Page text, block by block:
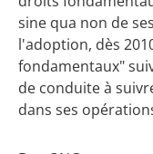
sine qua non de
l'adoption, dès
fondamentaux"
de conduite à
dans ses